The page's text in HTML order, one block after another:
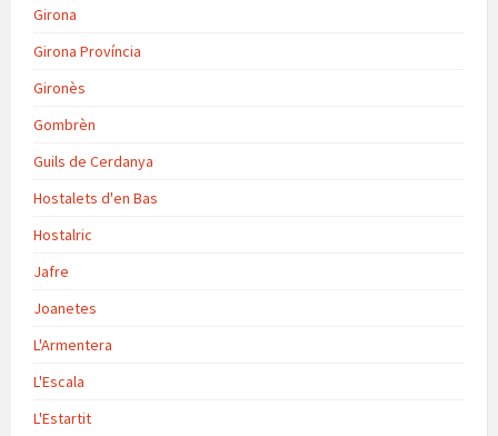
Girona
Girona Província
Gironès
Gombrèn
Guils de Cerdanya
Hostalets d'en Bas
Hostalric
Jafre
Joanetes
L'Armentera
L'Escala
L'Estartit